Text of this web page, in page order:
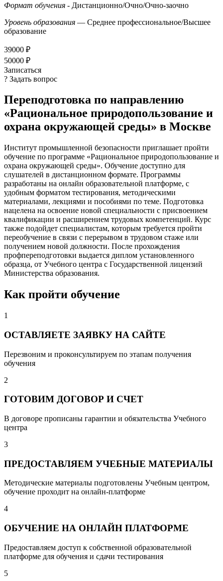
Формат обучения - Дистанционно/Очно/Очно-заочно
Уровень образования — Среднее профессиональное/Высшее
образование
39000 ₽
50000 ₽
Записаться
? Задать вопрос
Переподготовка по направлению
«Рациональное природопользование и
охрана окружающей среды» в Москве
Институт промышленной безопасности приглашает пройти
обучение по программе «Рациональное природопользование и
охрана окружающей среды». Обучение доступно для
слушателей в дистанционном формате. Программы
разработаны на онлайн образовательной платформе, с
удобным форматом тестирования, методическими
материалами, лекциями и пособиями по теме. Подготовка
нацелена на освоение новой специальности с присвоением
квалификации и расширением трудовых компетенций. Курс
также подойдет специалистам, которым требуется пройти
переобучение в связи с перерывом в трудовом стаже или
получением новой должности. После прохождения
профпереподготовки выдается диплом установленного
образца, от Учебного центра с Государственной лицензий
Министерства образования.
Как пройти обучение
1
ОСТАВЛЯЕТЕ ЗАЯВКУ НА САЙТЕ
Перезвоним и проконсультируем по этапам получения
обучения
2
ГОТОВИМ ДОГОВОР И СЧЕТ
В договоре прописаны гарантии и обязательства Учебного
центра
3
ПРЕДОСТАВЛЯЕМ УЧЕБНЫЕ МАТЕРИАЛЫ
Методические материалы подготовлены Учебным центром,
обучение проходит на онлайн-платформе
4
ОБУЧЕНИЕ НА ОНЛАЙН ПЛАТФОРМЕ
Предоставляем доступ к собственной образовательной
платформе для обучения и сдачи тестирования
5